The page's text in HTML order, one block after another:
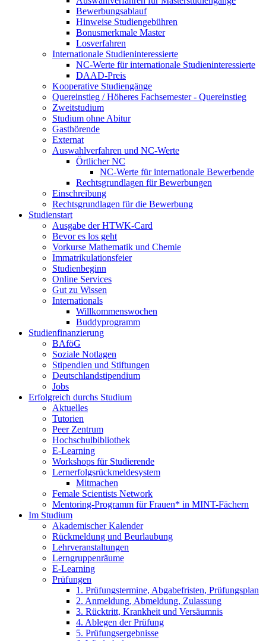
Bewerbungsablauf
Hinweise Studiengebühren
Bonusmerkmale Master
Losverfahren
Internationale Studieninteressierte
NC-Werte für internationale Studieninteressierte
DAAD-Preis
Kooperative Studiengänge
Quereinstieg / Höheres Fachsemester - Quereinstieg
Zweitstudium
Studium ohne Abitur
Gasthörende
Externat
Auswahlverfahren und NC-Werte
Örtlicher NC
NC-Werte für internationale Bewerbende
Rechtsgrundlagen für Bewerbungen
Einschreibung
Rechtsgrundlagen für die Bewerbung
Studienstart
Ausgabe der HTWK-Card
Bevor es los geht
Vorkurse Mathematik und Chemie
Immatrikulationsfeier
Studienbeginn
Online Services
Gut zu Wissen
Internationals
Willkommenswochen
Buddyprogramm
Studienfinanzierung
BAföG
Soziale Notlagen
Stipendien und Stiftungen
Deutschlandstipendium
Jobs
Erfolgreich durchs Studium
Aktuelles
Tutorien
Peer Zentrum
Hochschulbibliothek
E-Learning
Workshops für Studierende
Lernerfolgsrückmeldesystem
Mitmachen
Female Scientists Network
Mentoring-Programm für Frauen* in MINT-Fächern
Im Studium
Akademischer Kalender
Rückmeldung und Beurlaubung
Lehrveranstaltungen
Lerngruppenräume
E-Learning
Prüfungen
1. Prüfungstermine, Abgabefristen, Prüfungsplan
2. Anmeldung, Abmeldung, Zulassung
3. Rücktritt, Krankheit und Versäumnis
4. Ablegen der Prüfung
5. Prüfungsergebnisse